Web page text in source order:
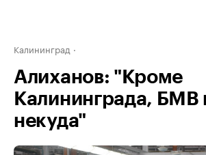
Калининград
Алиханов: "Кроме
Калининграда, БМВ
некуда"